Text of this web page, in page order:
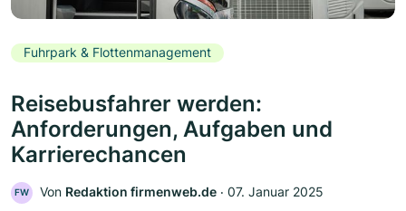
Fuhrpark & Flottenmanagement
Reisebusfahrer werden:
Anforderungen, Aufgaben und
Karrierechancen
FW Von Redaktion firmenweb.de ‧ 07. Januar 2025